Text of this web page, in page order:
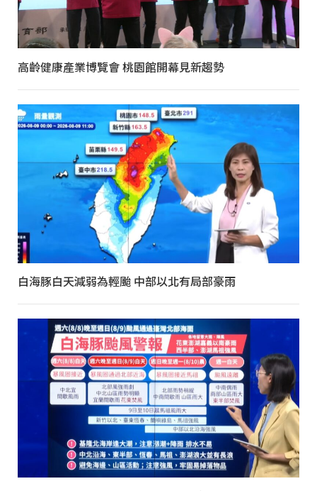
高齡健康產業博覽會 桃園館開幕見新趨勢
白海豚白天減弱為輕颱 中部以北有局部豪雨